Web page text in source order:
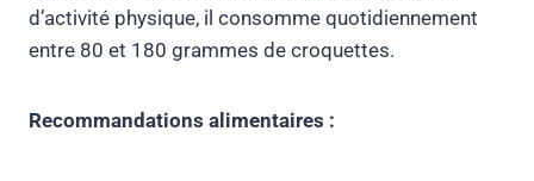
d’activité physique, il consomme quotidiennement
entre 80 et 180 grammes de croquettes.
Recommandations alimentaires :